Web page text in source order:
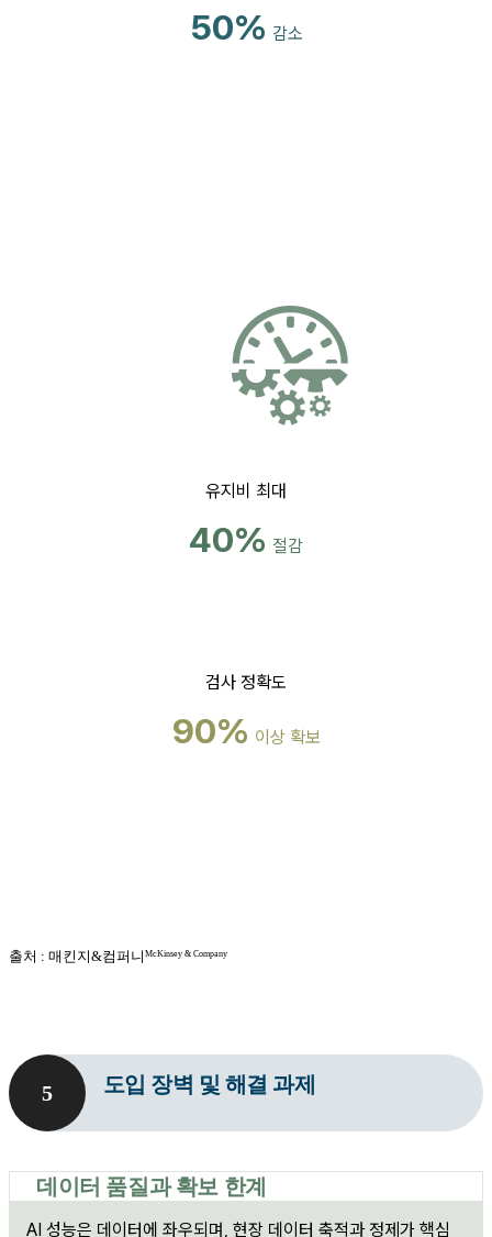
50% 감소
유지비 최대
40% 절감
검사 정확도
90% 이상 확보
출처 : 매킨지&컴퍼니 McKinsey & Company
5 도입 장벽 및 해결 과제
데이터 품질과확보 한계
AI 성능은 데이터에 좌우되며, 현장 데이터 축적과 정제가 핵심